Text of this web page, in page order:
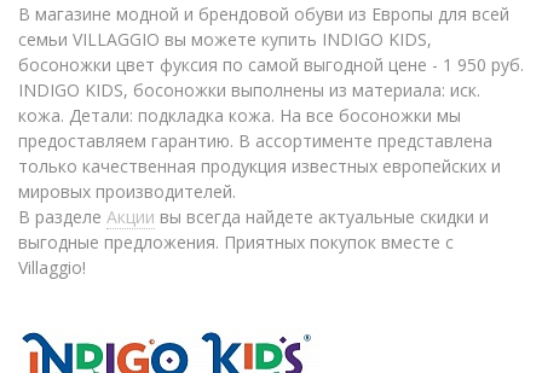
В магазине модной и брендовой обуви из Европы для всей
семьи VILLAGGIO вы можете купить INDIGO KIDS,
босоножки цвет фуксия по самой выгодной цене - 1 950 руб.
INDIGO KIDS, босоножки выполнены из материала: иск.
кожа. Детали: подкладка кожа. На все босоножки мы
предоставляем гарантию. В ассортименте представлена
только качественная продукция известных европейских и
мировых производителей.
В разделе Акции вы всегда найдете актуальные скидки и
выгодные предложения. Приятных покупок вместе с
Villaggio!